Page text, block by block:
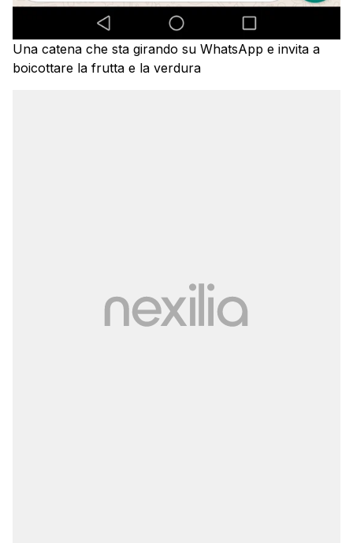
Una catena che sta girando su WhatsApp e invita a
boicottare la frutta e la verdura